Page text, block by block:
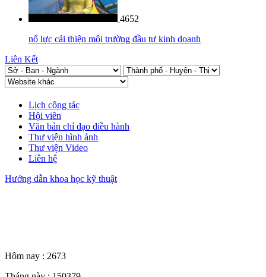
4652
nổ lực cải thiện môi trường đầu tư kinh doanh
Liên Kết
Lịch công tác
Hội viên
Văn bản chỉ đạo điều hành
Thư viện hình ảnh
Thư viện Video
Liên hệ
Hướng dẫn khoa học kỹ thuật
Hôm nay : 2673